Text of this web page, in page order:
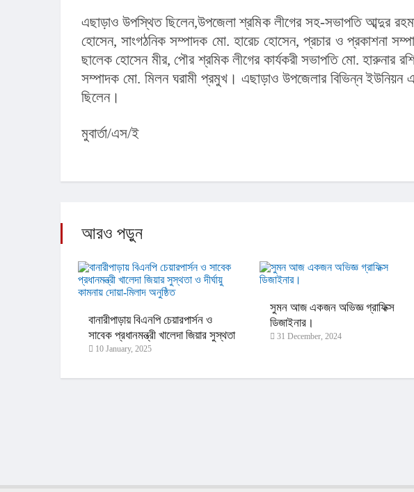
এছাড়াও উপস্থিত ছিলেন,উপজেলা শ্রমিক লীগের সহ-সভাপতি আব্দুর
হোসেন, সাংগঠনিক সম্পাদক মো. হারেচ হোসেন, প্রচার ও প্রকাশনা
ছালেক হোসেন মীর, পৌর শ্রমিক লীগের কার্যকরী সভাপতি মো. হারুনার
সম্পাদক মো. মিলন ঘরামী প্রমুখ। এছাড়াও উপজেলার বিভিন্ন ইউনিয়ন
ছিলেন।
মুবার্তা/এস/ই
আরও পড়ুন
বানারীপাড়ায় বিএনপি চেয়ারপার্সন ও
সাবেক প্রধানমন্ত্রী খালেদা জিয়ার সুস্থতা
ও দীর্ঘায়ু কামনায় দোয়া-মিলাদ অনুষ্ঠিত
10 January, 2025
সুমন আজ একজন অভিজ্ঞ গ্রাফিক্স
ডিজাইনার।
31 December, 2024